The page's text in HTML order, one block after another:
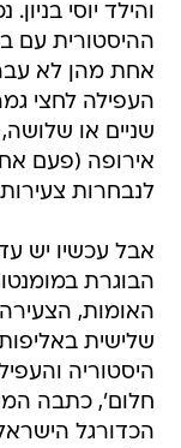
והילד יוסי
ההיסטורית עם
אחת מהן לא
העפילה לחצי
שניים או
אירופה (פעם
לנבחרות
אבל עכשיו יש
הבוגרת
האומות,
שלישית
היסטוריה
חלום', כתבה
הכדורגל